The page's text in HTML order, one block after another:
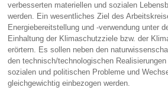
verbesserten materiellen und sozialen
werden. Ein wesentliches Ziel des
Energiebereitstellung und -verwendung unter
Einhaltung der Klimaschutzziele bzw. der
erörtern. Es sollen neben den
den technisch/technologischen
sozialen und politischen Probleme und
gleichgewichtig einbezogen werden.